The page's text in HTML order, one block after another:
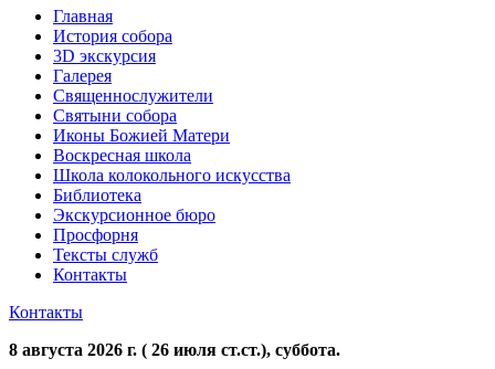
Главная
История собора
3D экскурсия
Галерея
Священнослужители
Святыни собора
Иконы Божией Матери
Воскресная школа
Школа колокольного искусства
Библиотека
Экскурсионное бюро
Просфорня
Тексты служб
Контакты
Контакты
8 августа 2026 г. ( 26 июля ст.ст.), суббота.